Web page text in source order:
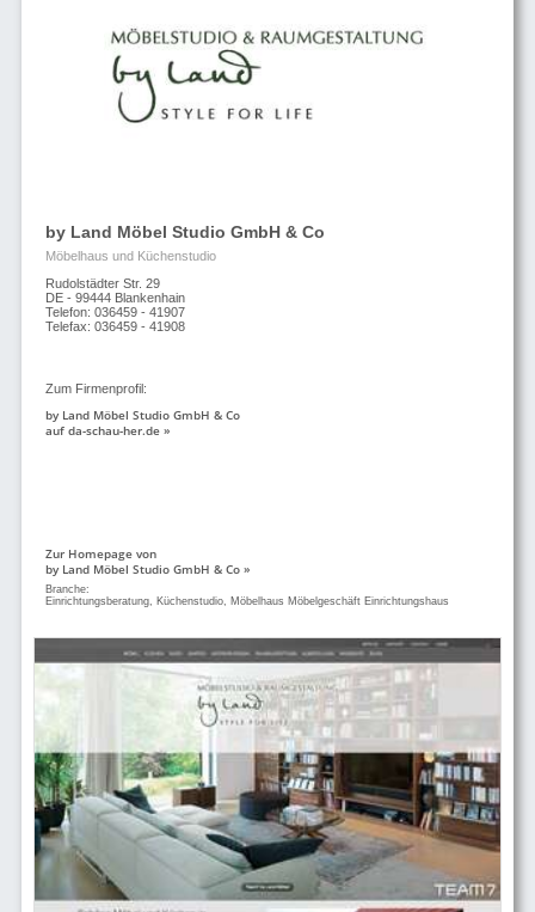
by Land Möbel Studio GmbH & Co
Möbelhaus und Küchenstudio
Rudolstädter Str. 29
DE - 99444 Blankenhain
Telefon: 036459 - 41907
Telefax: 036459 - 41908
Zum Firmenprofil:
by Land Möbel Studio GmbH & Co
auf da-schau-her.de »
Zur Homepage von
by Land Möbel Studio GmbH & Co »
Branche:
Einrichtungsberatung, Küchenstudio, Möbelhaus Möbelgeschäft Einrichtungshaus